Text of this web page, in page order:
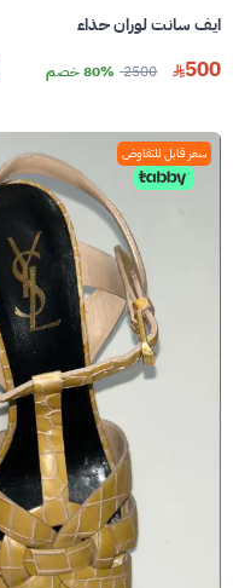
ايف سانت لوران حذاء
500
2500 80% خصم
سعر قابل للتفاوض